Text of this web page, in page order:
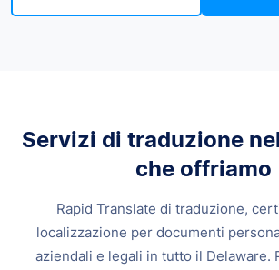
Servizi di traduzione
che offriamo
Rapid Translate di traduzione,
localizzazione per documenti
aziendali e legali in tutto il Delaware.